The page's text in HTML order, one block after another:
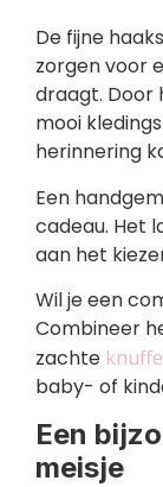
De fijne
zorgen voor
draagt. Door
mooi
herinnering
Een
cadeau. Het
aan het
Wil je een
Combineer
zachte
baby- of
Een
meisje